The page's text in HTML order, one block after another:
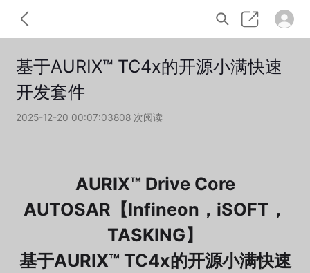
基于AURIX™ TC4x的开源小满快速
开发套件
2025-12-20 00:07:03808 次阅读
AURIX™ Drive Core
AUTOSAR【Infineon，iSOFT，
TASKING】
基于AURIX™ TC4x的开源小满快速